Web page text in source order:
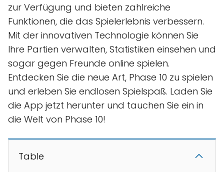
zur Verfügung und bieten zahlreiche
Funktionen, die das Spielerlebnis verbessern.
Mit der innovativen Technologie können Sie
Ihre Partien verwalten, Statistiken einsehen und
sogar gegen Freunde online spielen.
Entdecken Sie die neue Art, Phase 10 zu spielen
und erleben Sie endlosen Spielspaß. Laden Sie
die App jetzt herunter und tauchen Sie ein in
die Welt von Phase 10!
Table